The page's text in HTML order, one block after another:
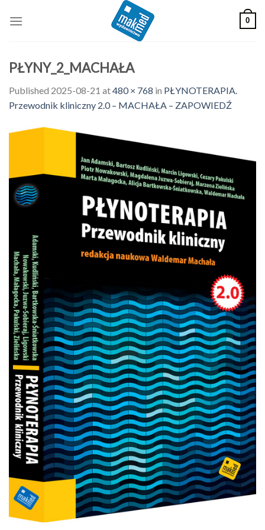
0
PŁYNY_2_MACHAŁA
Published 2025-08-21 at480 × 768 in PŁYNOTERAPIA.
Przewodnik kliniczny 2.0 – MACHAŁA – ZAPOWIEDŹ